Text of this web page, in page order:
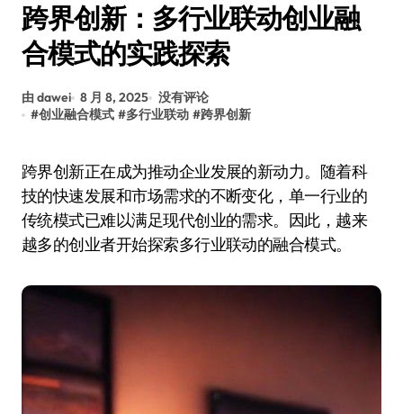
跨界创新：多行业联动创业融
合模式的实践探索
由 dawei 8 月 8, 2025 没有评论
#创业融合模式 #多行业联动 #跨界创新
跨界创新正在成为推动企业发展的新动力。随着科
技的快速发展和市场需求的不断变化，单一行业的
传统模式已难以满足现代创业的需求。因此，越来
越多的创业者开始探索多行业联动的融合模式。